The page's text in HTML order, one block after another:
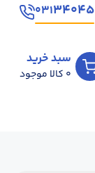
۳۴۰۴۵۰۳۱
سبد خرید
0 کالا موجود